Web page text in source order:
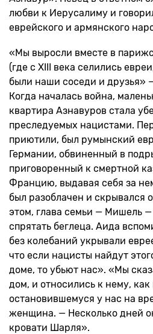
любви к Иерусалиму и
еврейского и армянского
«Мы выросли вместе в
(где с XIII века селились
были наши соседи и друзья»
Когда началась война,
квартира Азнавуров стала
преследуемых нацистами.
приютили, был румынский
Германии, обвиненный в
приговоренный к смертной
Францию, выдавая себя за
был разоблачен и скрывался
этом, глава семьи — Мишель
спрятать беглеца. Аида
без колебаний укрывали
что если нацисты найдут
доме, то убьют нас». «Мы
дом, и относились к нему,
остановившемуся у нас на
женщина. — Несколько дней
кровати Шарля».